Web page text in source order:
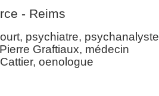
- Reims
psychiatre, psychanalyste
Graftiaux, médecin
oenologue